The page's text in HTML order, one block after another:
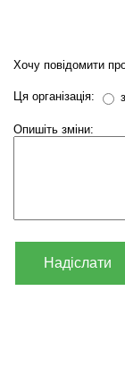
Хочу повідомити
Ця організація:
Опишіть зміни:
Надіслати